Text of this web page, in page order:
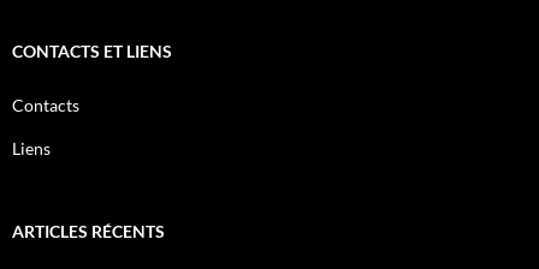
CONTACTS ET LIENS
Contacts
Liens
ARTICLES RÉCENTS